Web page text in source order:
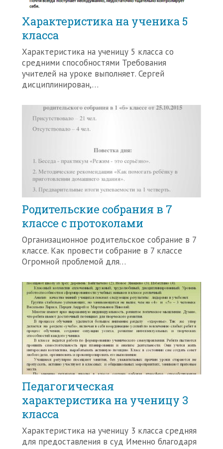
Характеристика на ученика 5
класса
Характеристика на ученицу 5 класса со
средними способностями Требования
учителей на уроке выполняет. Сергей
дисциплинирован,…
Родительские собрания в 7
классе с протоколами
Организационное родительское собрание в 7
классе. Как провести собрание в 7 классе
Огромной проблемой для…
Педагогическая
характеристика на ученицу 3
класса
Характеристика на ученицу 3 класса средняя
для предоставления в суд Именно благодаря